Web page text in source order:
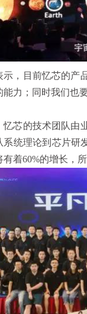
示，目前忆芯的产
能力；同时我们也
忆芯的技术团队由
系统理论到芯片研
有着60%的增长，